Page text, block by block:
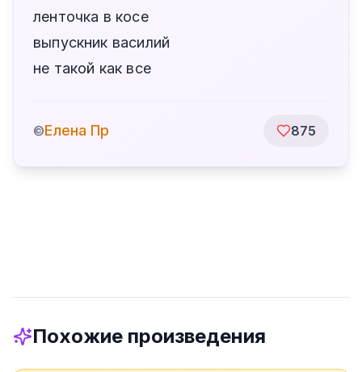
ленточка в косе
выпускник василий
не такой как все
©Елена Пр 875
Похожие произведения